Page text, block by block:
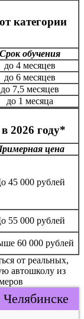
категории
Срок обучения
до 4 месяцев
до 6 месяцев
до 7,5 месяцев
до 1 месяца
2026 году*
цена
45 000 рублей
55 000 рублей
60 000 рублей
от реальных,
автошколу из